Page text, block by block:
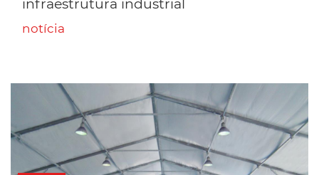
infraestrutura industrial
notícia